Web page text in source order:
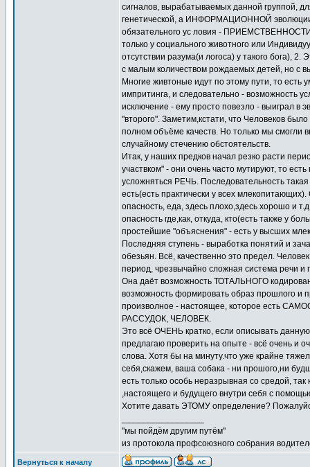
сигналов, вырабатываемых данной группой,
генетической, а ИНФОРМАЦИОННОЙ эволюции
обязательного ус ловия -
только у социального животного или
отсутствии разума(и логоса) у такого бога),
с малым количеством рождаемых детей, но с
Многие живтоные идут по этому пути, то
импритинга, и следовательно - возможность
исключение - ему просто повезло - выиграл в
"второго". Заметим,кстати, что Человеков
полном объёме качеств. Но только мы смогли
случайному стечению обстоятельств.
Итак, у наших предков начал резко расти
участвком" - они очень часто мутируют, то
усложняться РЕЧЬ. Последовательность
есть(есть практически у всех
опасность, еда, здесь плохо,здесь хорошо и
опасность где,как, откуда, кто(есть также у
простейшие "объяснения" - есть у высших
Последняя ступень - выработка понятий и
обезьян. Всё, качественно это предел.
период, чрезвычайно сложная система речи и
Она даёт возможность ТОТАЛЬНОГО
возможность формировать образ прошлого и
произволное - настоящее, которое есть
РАССУДОК, ЧЕЛОВЕК.
Это всё ОЧЕНЬ кратко, если описывать
предлагаю проверить на опыте - всё очень и
слова. Хотя бы на минуту.что уже крайне
себя,скажем, ваша собака - ни прошого,ни
есть только особь неразрывная со средой,
,настоящего и будущего внутри себя с
Хотите давать ЭТОМУ определение?
"мы пойдём другим путём"
из протокола профсоюзного собрания
Вернуться к началу